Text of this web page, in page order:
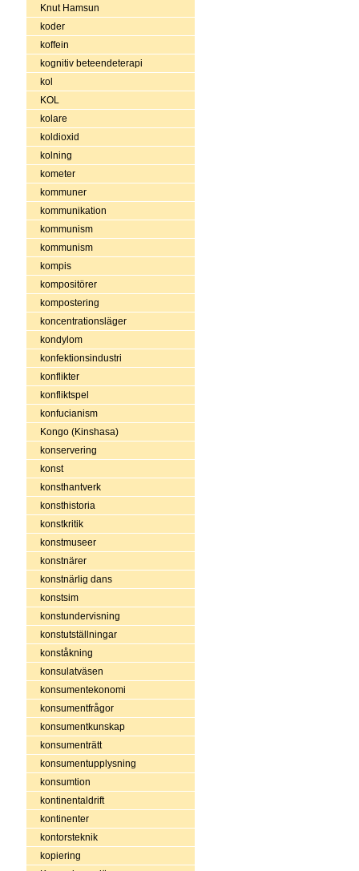
Knut Hamsun
koder
koffein
kognitiv beteendeterapi
kol
KOL
kolare
koldioxid
kolning
kometer
kommuner
kommunikation
kommunism
kommunism
kompis
kompositörer
kompostering
koncentrationsläger
kondylom
konfektionsindustri
konflikter
konfliktspel
konfucianism
Kongo (Kinshasa)
konservering
konst
konsthantverk
konsthistoria
konstkritik
konstmuseer
konstnärer
konstnärlig dans
konstsim
konstundervisning
konstutställningar
konståkning
konsulatväsen
konsumentekonomi
konsumentfrågor
konsumentkunskap
konsumenträtt
konsumentupplysning
konsumtion
kontinentaldrift
kontinenter
kontorsteknik
kopiering